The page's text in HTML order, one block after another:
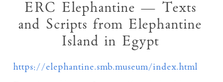
ERC Elephantine — Texts
and Scripts from Elephantine
Island in Egypt
https://elephantine.smb.museum/index.html